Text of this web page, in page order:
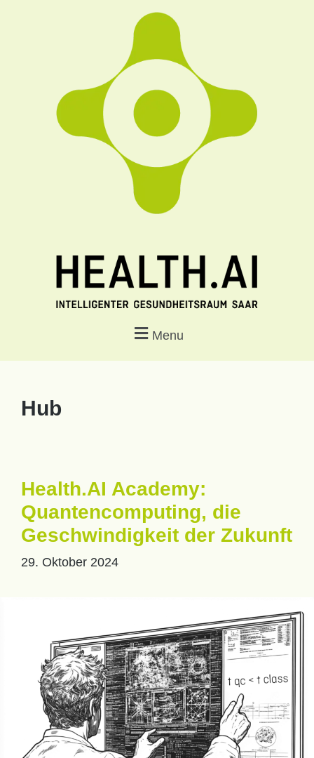
Menu
Hub
Health.AI Academy:
Quantencomputing, die
Geschwindigkeit der Zukunft
29. Oktober 2024